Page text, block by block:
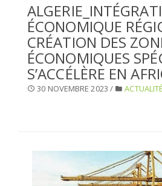
SÉLECTIONNEZ UN DOSSIER
SELECTIONNEZ UNE SECTION
SÉLECTIONNEZ UNE CATÉGORIE
ÉCONOMIQUE
CRÉATION DES
ÉCONOMIQUES
S’ACCÉLÈRE EN
30 NOVEMBRE 2023 / ACTUALITÉ